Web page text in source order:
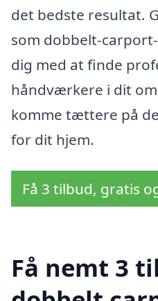
det bedste resultat.
som dobbelt-
dig med at finde
håndværkere i dit
komme tættere på
for dit hjem.
Få 3 tilbud, gratis
Få nemt 3